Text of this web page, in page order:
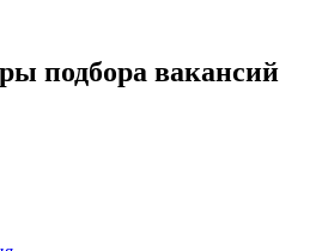
подбора вакансий